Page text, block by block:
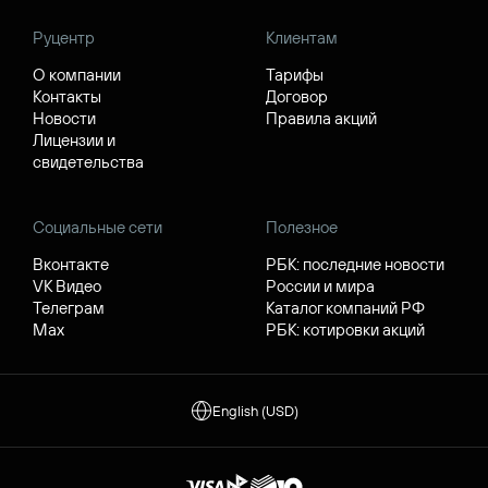
Руцентр
О компании
Контакты
Новости
Лицензии и
свидетельства
Клиентам
Тарифы
Договор
Правила акций
Социальные сети
Вконтакте
VK Видео
Телеграм
Max
Полезное
РБК: последние новости
России и мира
Каталог компаний РФ
РБК: котировки акций
English (USD)